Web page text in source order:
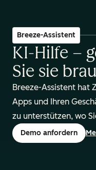
Breeze-Assistent
KI-Hilfe –
Sie sie
Breeze-Assistent hat
Apps und Ihren
zu unterstützen, wo
Demo anfordern